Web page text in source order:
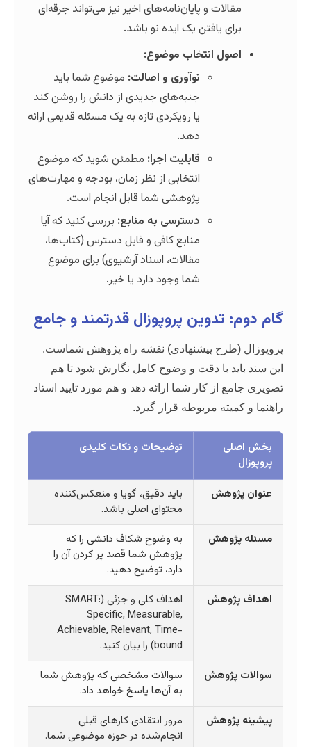
و پایان‌نامه‌های اخیر نیز می‌تواند جرقه‌ای
یافتن یک ایده نو باشد.
انتخاب موضوع:
نوآوری و اصالت: موضوع شما باید
جنبه‌های جدیدی از دانش را روشن کند
یا رویکردی تازه به یک مسئله قدیمی ارائه
مطمئن شوید که موضوع
انتخابی از نظر زمان، بودجه و مهارت‌های
پژوهشی شما قابل انجام است.
دسترسی به منابع:بررسی کنید که آیا
منابع کافی و قابل دسترس (کتاب‌ها،
مقالات، اسناد آرشیوی) برای موضوع
شما وجود دارد یا خیر.
تدوین پروپوزال قدرتمند و جامع
پیشنهادی) نقشه راه پژوهش شماست.
با دقت و وضوح کامل نگارش شود تا هم
از کار شما ارائه دهد و هم مورد تایید استاد
مربوطه قرار گیرد.
توضیحات و نکات کلیدی
باید دقیق، گویا و منعکس‌کننده
محتوای اصلی باشد.
به وضوح شکاف دانشی را که
پژوهش شما قصد پر کردن آن را
اهداف کلی و جزئی (SMART:
Specific, Measurable,
Achievable, Relevant, Time-
سوالات مشخصی که پژوهش شما
به آن‌ها پاسخ خواهد داد.
مرور انتقادی کارهای قبلی
انجام‌شده در حوزه موضوعی شما.